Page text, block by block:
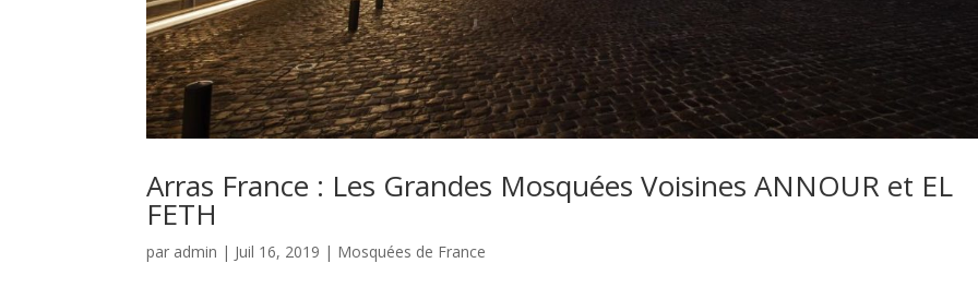
Arras France : Les Grandes Mosquées Voisines ANNOUR et EL
FETH
par admin | Juil 16, 2019 | Mosquées de France